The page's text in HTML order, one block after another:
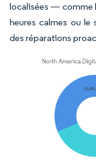
localisées — comme
heures calmes ou le
des réparations